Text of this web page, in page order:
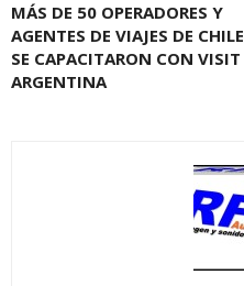
MÁS DE 50 OPERADORES Y
AGENTES DE VIAJES DE CHILE
SE CAPACITARON CON VISIT
ARGENTINA